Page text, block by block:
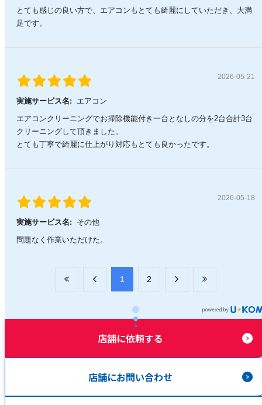
とても感じの良い方で、エアコンもとても綺麗にしていただき、大満
足です。
2026-05-21
実施サービス名:
エアコン
エアコンクリーニングでお掃除機能付き一台となしの分を2台合計3台
クリーニングして頂きました。
とても丁寧で綺麗に仕上がり対応もとても良かったです。
2026-05-18
実施サービス名:
その他
問題なく作業いただけた。
​1 ​2
店舗に依頼する
店舗にお問い合わせ